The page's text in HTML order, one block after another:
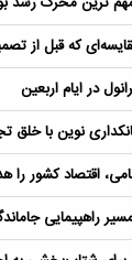
که قبل از
در ایام اربعین
نوین با خلق
اقتصاد کشور را
راهپیمایی